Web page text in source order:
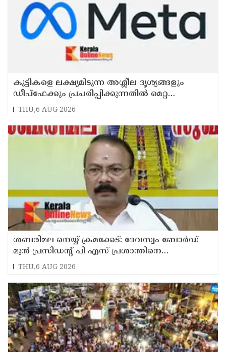
കുട്ടികളെ ലക്ഷ്യമിടുന്ന അശ്ലീല ദൃശ്യങ്ങളും
ഡീപ്ഫേക്കും പ്രചരിപ്പിക്കുന്നതില്‍ മെറ്റ
കേന്ദ്രത്തോട് മാപ്പ് പറഞ്ഞു
THU,6 AUG 2026
ശബരിമല നെയ്യ് ക്രമക്കേട്: ദേവസ്വം ബോര്‍ഡ്
മുന്‍ പ്രസിഡന്റ് പി എസ് പ്രശാന്തിനെ
പ്രതിയാക്കും: ദേവസ്വം വിജിലന്‍സ്
THU,6 AUG 2026